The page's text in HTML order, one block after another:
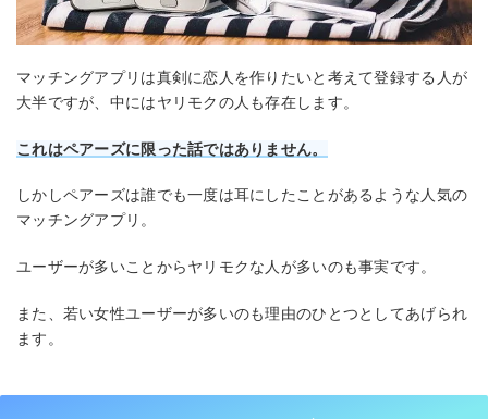
マッチングアプリは真剣に恋人を作りたいと考えて登録する人が
大半ですが、中にはヤリモクの人も存在します。
これはペアーズに限った話ではありません。
しかしペアーズは誰でも一度は耳にしたことがあるような人気の
マッチングアプリ。
ユーザーが多いことからヤリモクな人が多いのも事実です。
また、若い女性ユーザーが多いのも理由のひとつとしてあげられ
ます。